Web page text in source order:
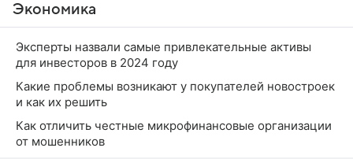
Экономика
Эксперты назвали самые привлекательные активы
для инвесторов в 2024 году
Какие проблемы возникают у покупателей новостроек
и как их решить
Как отличить честные микрофинансовые организации
от мошенников